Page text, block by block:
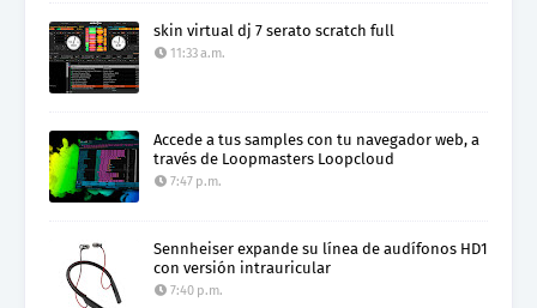
skin virtual dj 7 serato scratch full
11:33 a.m.
Accede a tus samples con tu navegador web, a
través de Loopmasters Loopcloud
7:47 p.m.
Sennheiser expande su línea de audífonos HD1
con versión intrauricular
7:40 p.m.